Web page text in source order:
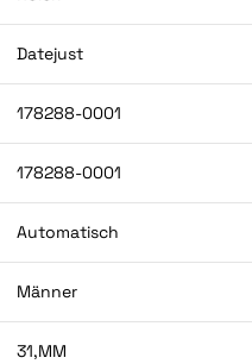
Datejust
178288-0001
178288-0001
Automatisch
Männer
31,MM